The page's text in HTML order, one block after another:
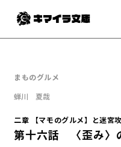
目
まものグルメ
蝉川 夏哉
二章 【マモのグルメ】と迷宮
第十六話 〈歪み〉